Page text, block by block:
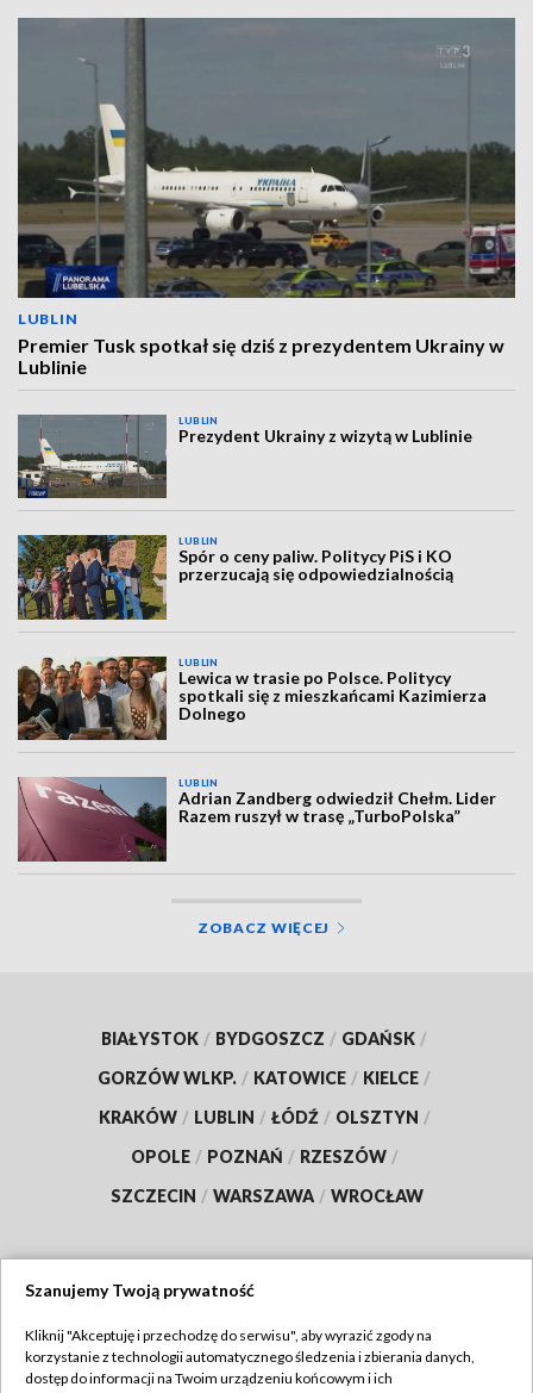
LUBLIN
Premier Tusk spotkał się dziś z prezydentem Ukrainy w
Lublinie
LUBLIN
Prezydent Ukrainy z wizytą w Lublinie
LUBLIN
Spór o ceny paliw. Politycy PiS i KO
przerzucają się odpowiedzialnością
LUBLIN
Lewica w trasie po Polsce. Politycy
spotkali się z mieszkańcami Kazimierza
Dolnego
LUBLIN
Adrian Zandberg odwiedził Chełm. Lider
Razem ruszył w trasę „TurboPolska”
ZOBACZ WIĘCEJ
BIAŁYSTOK / BYDGOSZCZ / GDAŃSK /
GORZÓW WLKP. / KATOWICE / KIELCE /
KRAKÓW / LUBLIN / ŁÓDŹ / OLSZTYN /
OPOLE / POZNAŃ / RZESZÓW /
SZCZECIN / WARSZAWA / WROCŁAW
TVP
Szanujemy Twoją prywatność
Kliknij "Akceptuję i przechodzę do serwisu", aby wyrazić zgody na
korzystanie z technologii automatycznego śledzenia i zbierania danych,
dostęp do informacji na Twoim urządzeniu końcowym i ich